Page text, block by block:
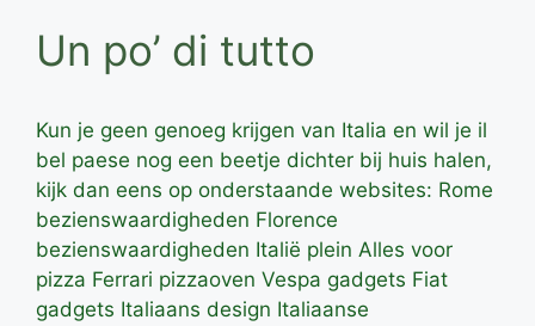
Un po’ di tutto
Kun je geen genoeg krijgen van Italia en wil je il
bel paese nog een beetje dichter bij huis halen,
kijk dan eens op onderstaande websites: Rome
bezienswaardigheden Florence
bezienswaardigheden Italië plein Alles voor
pizza Ferrari pizzaoven Vespa gadgets Fiat
gadgets Italiaans design Italiaanse